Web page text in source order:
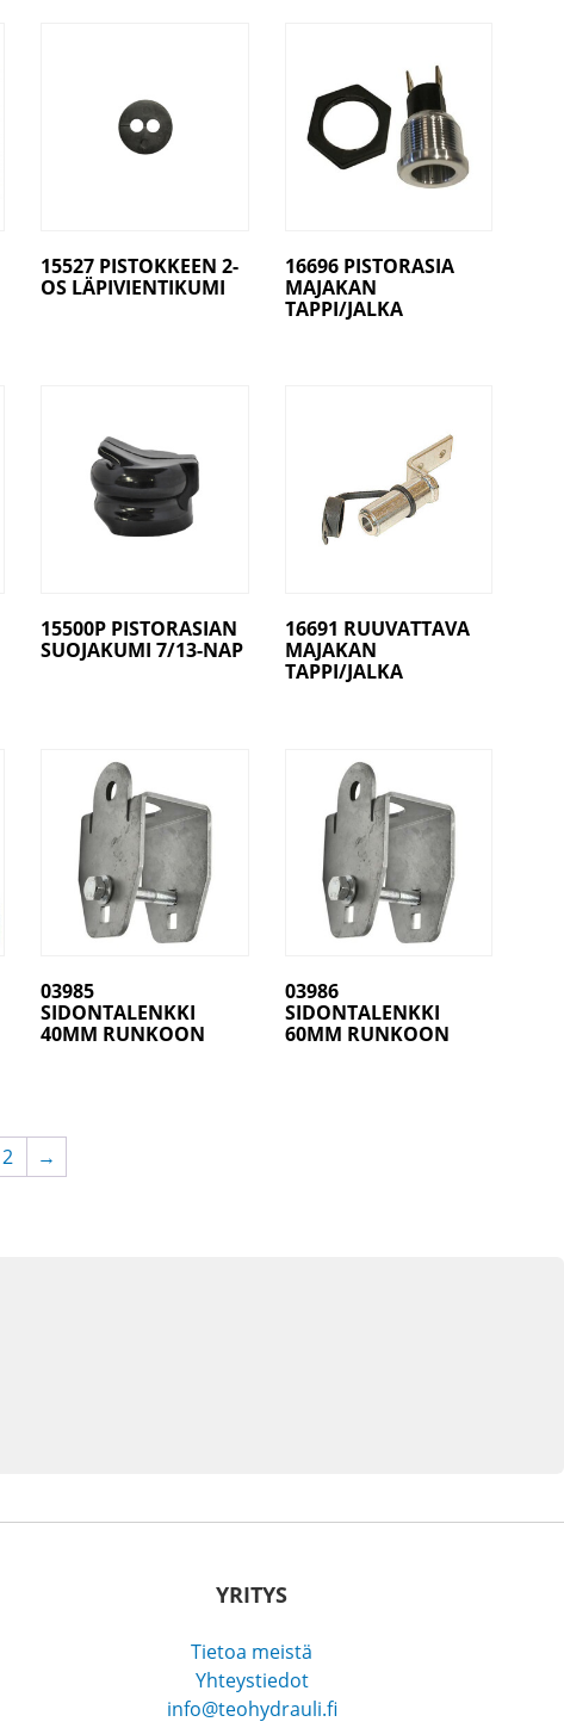
15527 PISTOKKEEN 2-
OS LÄPIVIENTIKUMI
16696 PISTORASIA
MAJAKAN
TAPPI/JALKA
15500P PISTORASIAN
SUOJAKUMI 7/13-NAP
16691 RUUVATTAVA
MAJAKAN
TAPPI/JALKA
03985
SIDONTALENKKI
40MM RUNKOON
03986
SIDONTALENKKI
60MM RUNKOON
2 →
YRITYS
Tietoa meistä
Yhteystiedot
info@teohydrauli.fi